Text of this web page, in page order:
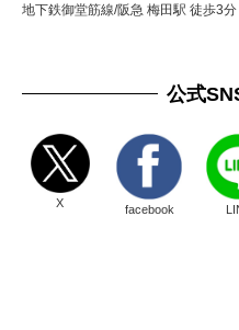
地下鉄御堂筋線/阪急 梅田駅 徒歩3分
公式
X facebook